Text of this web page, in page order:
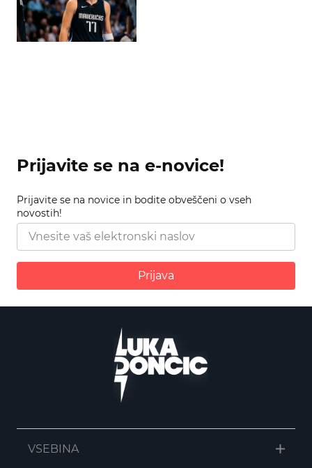
Prijavite se na e-novice!
Prijavite se na novice in bodite obveščeni o vseh
novostih!
Prijava
VSEBINA